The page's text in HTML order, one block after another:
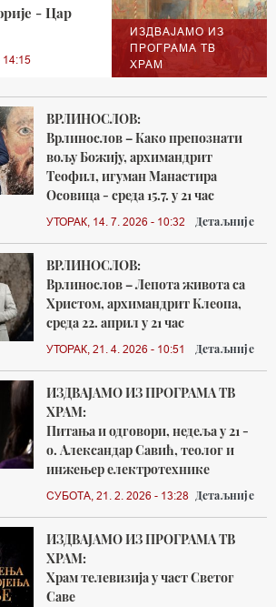
ИЗДВАЈАМО ИЗ
ПРОГРАМА ТВ
ХРАМ
- Цар
14:15
ВРЛИНОСЛОВ:
Врлинослов – Како препознати
вољу Божију, архимандрит
Теофил, игуман Манастира
Осовица - среда 15.7. у 21 час
УТОРАК, 14. 7. 2026 - 10:32 Детаљније
ВРЛИНОСЛОВ:
Врлинослов – Лепота живота са
Христом, архимандрит Клеопа,
среда 22. април у 21 час
УТОРАК, 21. 4. 2026 - 10:51 Детаљније
ИЗДВАЈАМО ИЗ ПРОГРАМА ТВ
ХРАМ:
Питања и одговори, недеља у 21 -
о. Александар Савић, теолог и
инжењер електротехнике
СУБОТА, 21. 2. 2026 - 13:28 Детаљније
ИЗДВАЈАМО ИЗ ПРОГРАМА ТВ
ХРАМ:
Храм телевизија у част Светог
Саве